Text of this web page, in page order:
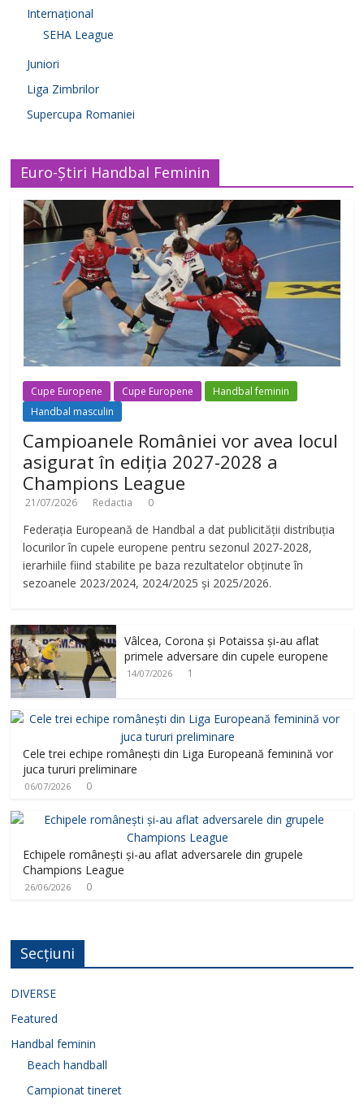
Internațional
SEHA League
Juniori
Liga Zimbrilor
Supercupa Romaniei
Euro-Știri Handbal Feminin
Cupe Europene Cupe Europene
Handbal feminin
Handbal masculin
Campioanele României vor avea locul
asigurat în ediția 2027-2028 a
Champions League
21/07/2026 Redactia 0
Federația Europeană de Handbal a dat publicității distribuția
locurilor în cupele europene pentru sezonul 2027-2028,
ierarhiile fiind stabilite pe baza rezultatelor obținute în
sezoanele 2023/2024, 2024/2025 și 2025/2026.
Vâlcea, Corona și Potaissa și-au aflat
primele adversare din cupele europene
14/07/2026 1
Cele trei echipe românești din Liga Europeană feminină vor
juca tururi preliminare
06/07/2026 0
Echipele românești și-au aflat adversarele din grupele
Champions League
26/06/2026 0
Secțiuni
DIVERSE
Featured
Handbal feminin
Beach handball
Campionat tineret